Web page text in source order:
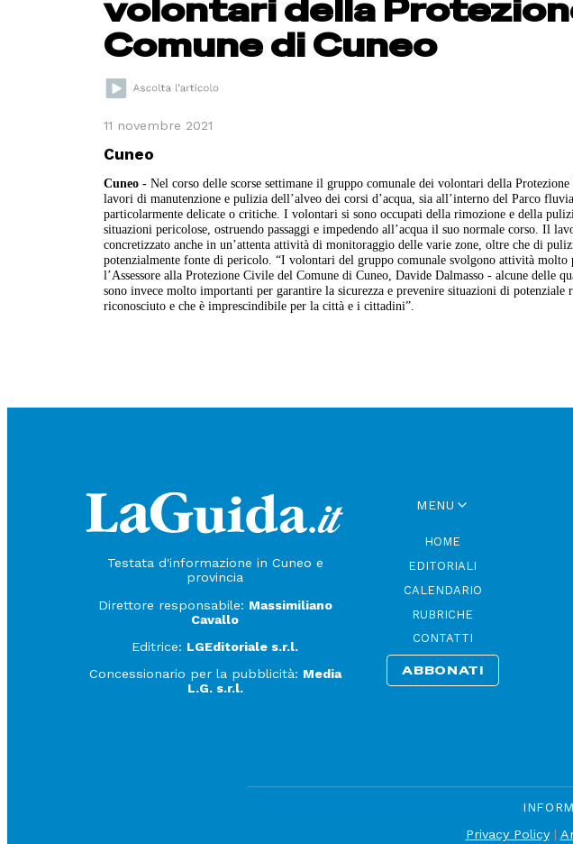
volontari della
Comune di Cuneo
11 novembre 2021
Cuneo
Cuneo -Nel corso delle scorse settimane il gruppo comunale dei volontari della
lavori di manutenzione e pulizia dell’alveo dei corsi d’acqua, sia all’interno del Parco
particolarmente delicate o critiche. I volontari si sono occupati della rimozione e della
situazioni pericolose, ostruendo passaggi e impedendo all’acqua il suo normale corso. Il
concretizzato anche in un’attenta attività di monitoraggio delle varie zone, oltre che di
potenzialmente fonte di pericolo. “I volontari del gruppo comunale svolgono attività
l’Assessore alla Protezione Civile del Comune di Cuneo, Davide Dalmasso - alcune delle
sono invece molto importanti per garantire la sicurezza e prevenire situazioni di
riconosciuto e che è imprescindibile per la città e i cittadini”.
Testata d'informazione in Cuneo e
provincia
Direttore responsabile: Massimiliano
Cavallo
Editrice: LGEditoriale s.r.l.
Concessionario per la pubblicità: Media
L.G. s.r.l.
MENU
HOME
EDITORIALI
CALENDARIO
RUBRICHE
CONTATTI
ABBONATI
Privacy Policy|